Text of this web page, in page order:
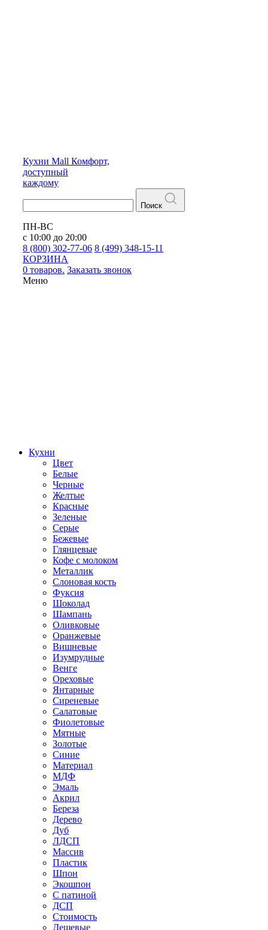
Кухни Mall Комфорт,
доступный
каждому
Поиск
ПН-ВС
с 10:00 до 20:00
8 (800) 302-77-06 8 (499) 348-15-11
КОРЗИНА
0 товаров. Заказать звонок
Меню
Кухни
Цвет
Белые
Черные
Желтые
Красные
Зеленые
Серые
Бежевые
Глянцевые
Кофе с молоком
Металлик
Слоновая кость
Фуксия
Шоколад
Шампань
Оливковые
Оранжевые
Вишневые
Изумрудные
Венге
Ореховые
Янтарные
Сиреневые
Салатовые
Фиолетовые
Мятные
Золотые
Синие
Материал
МДФ
Эмаль
Акрил
Береза
Дерево
Дуб
ЛДСП
Массив
Пластик
Шпон
Экошпон
С патиной
ДСП
Стоимость
Дешевые